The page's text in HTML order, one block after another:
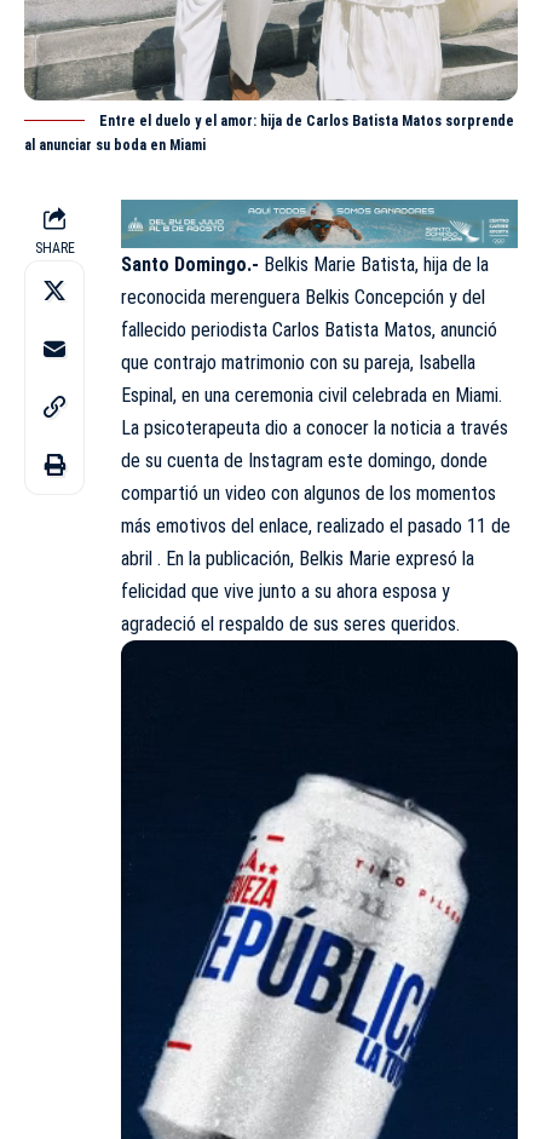
Entre el duelo y el amor: hija de Carlos Batista Matos sorprende
al anunciar su boda en Miami
SHARE
Santo Domingo.- Belkis Marie Batista, hija de la
reconocida merenguera Belkis Concepción y del
fallecido periodista Carlos Batista Matos, anunció
que contrajo matrimonio con su pareja, Isabella
Espinal, en una ceremonia civil celebrada en Miami.
La psicoterapeuta dio a conocer la noticia a través
de su cuenta de Instagram este domingo, donde
compartió un video con algunos de los momentos
más emotivos del enlace, realizado el pasado 11 de
abril . En la publicación, Belkis Marie expresó la
felicidad que vive junto a su ahora esposa y
agradeció el respaldo de sus seres queridos.